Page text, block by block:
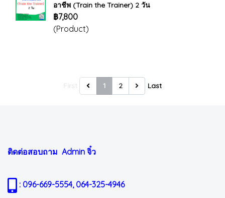
อาชีพ (Train the Trainer) 2 วัน
฿7,800
(Product)
1 2 Last
ติดต่อสอบถาม Admin จิ๋ว
: 096-669-5554, 064-325-4946